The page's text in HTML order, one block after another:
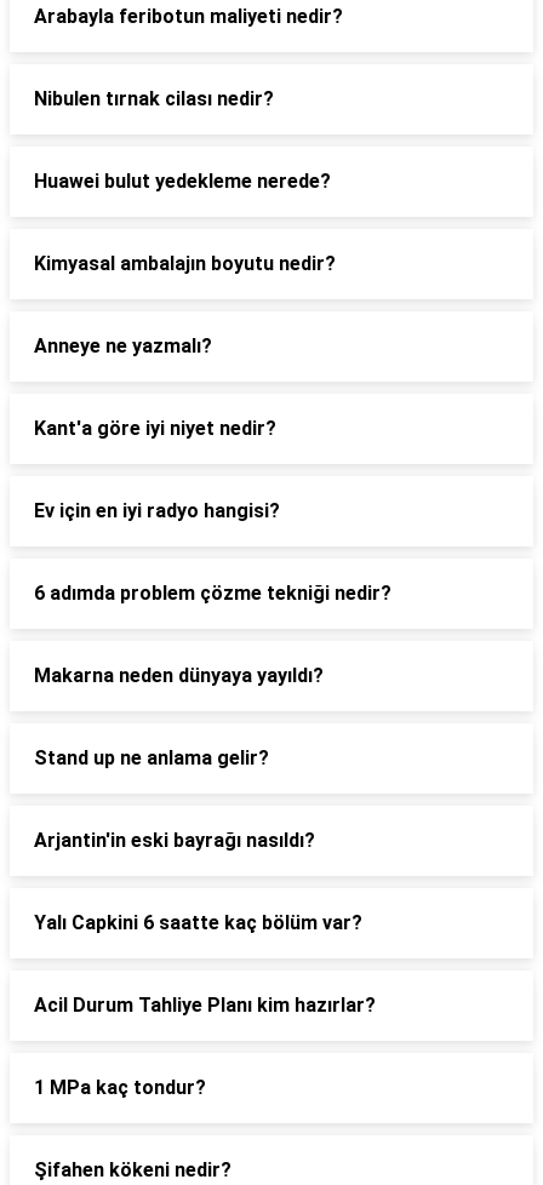
Arabayla feribotun maliyeti nedir?
Nibulen tırnak cilası nedir?
Huawei bulut yedekleme nerede?
Kimyasal ambalajın boyutu nedir?
Anneye ne yazmalı?
Kant'a göre iyi niyet nedir?
Ev için en iyi radyo hangisi?
6 adımda problem çözme tekniği nedir?
Makarna neden dünyaya yayıldı?
Stand up ne anlama gelir?
Arjantin'in eski bayrağı nasıldı?
Yalı Capkini 6 saatte kaç bölüm var?
Acil Durum Tahliye Planı kim hazırlar?
1 MPa kaç tondur?
Şifahen kökeni nedir?